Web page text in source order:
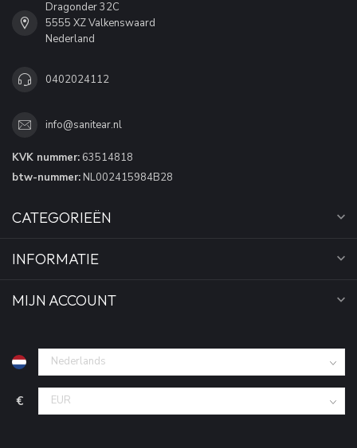
Dragonder 32C
5555 XZ Valkenswaard
Nederland
0402024112
info@sanitear.nl
KVK nummer: 63514818
btw-nummer: NL002415984B28
CATEGORIEËN
INFORMATIE
MIJN ACCOUNT
€